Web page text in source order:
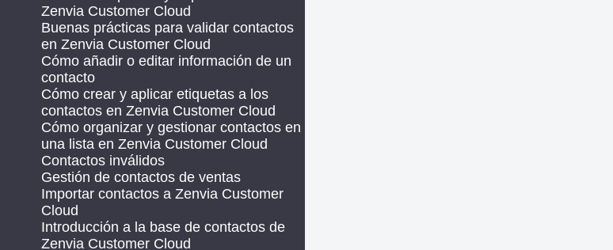
Zenvia Customer Cloud
Buenas prácticas para validar contactos
en Zenvia Customer Cloud
Cómo añadir o editar información de un
contacto
Cómo crear y aplicar etiquetas a los
contactos en Zenvia Customer Cloud
Cómo organizar y gestionar contactos en
una lista en Zenvia Customer Cloud
Contactos inválidos
Gestión de contactos de ventas
Importar contactos a Zenvia Customer
Cloud
Introducción a la base de contactos de
Zenvia Customer Cloud